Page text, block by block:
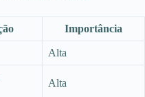
Importância
Alta
Alta